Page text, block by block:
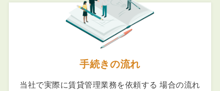
手続きの流れ
当社で実際に賃貸管理業務を依頼する 場合の流れ